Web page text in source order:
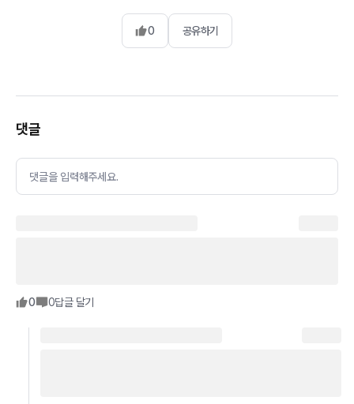
0 공유하기
댓글
댓글을 입력해주세요.
0 0답글 달기